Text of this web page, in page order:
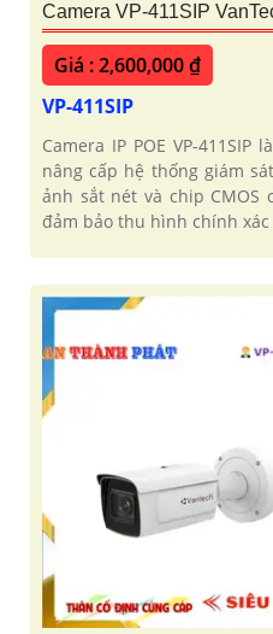
Camera VP-411SIP
Giá : 2,600,000 ₫
VP-411SIP
Camera IP POE VP-
nâng cấp hệ thống giám
ảnh sắt nét và chip CMOS
đảm bảo thu hình chính